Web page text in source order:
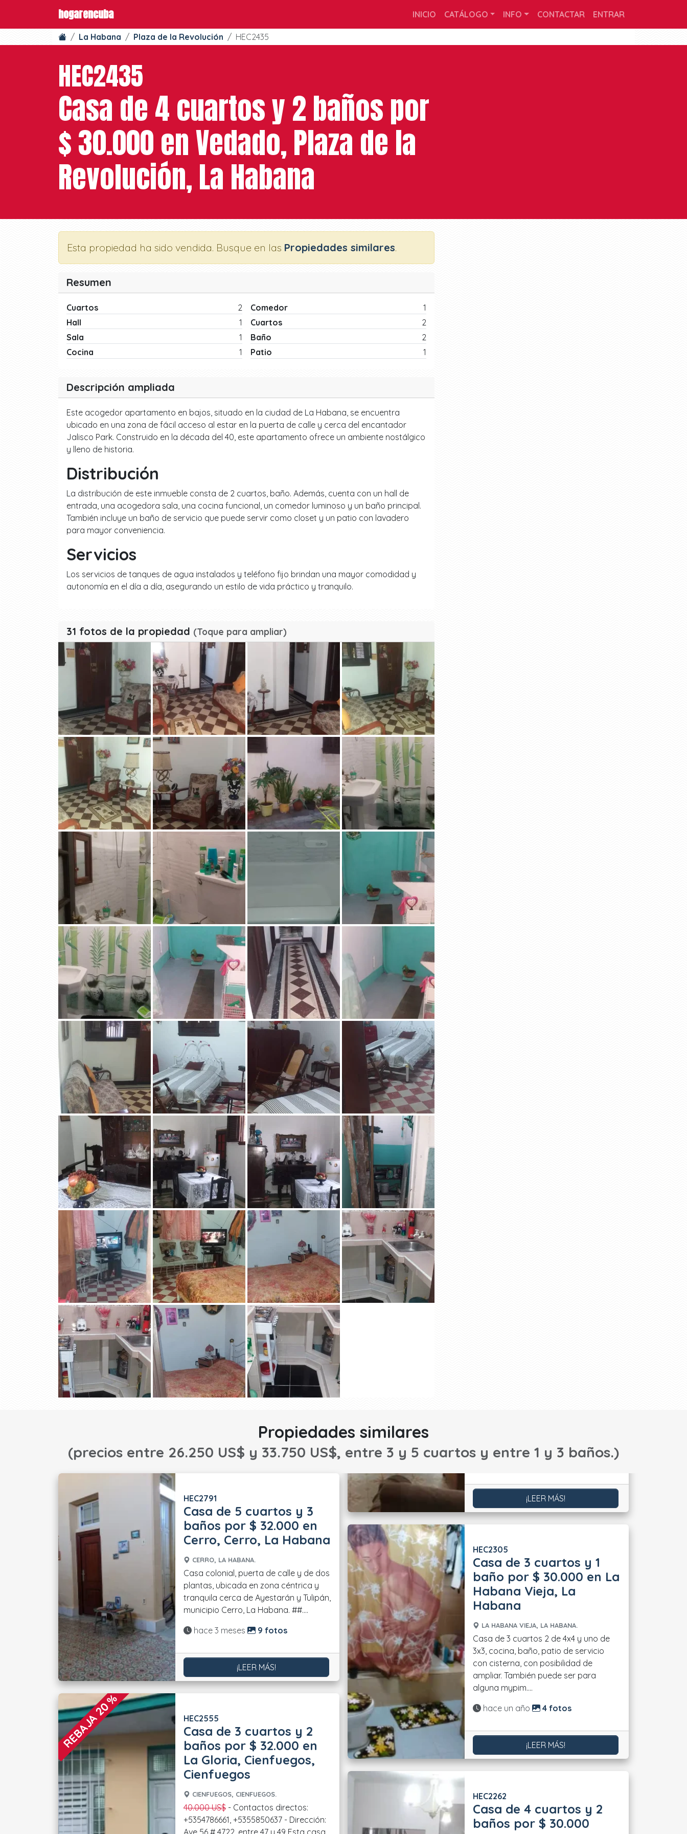
hogarencuba INICIO CATÁLOGO INFO CONTACTAR ENTRAR
La Habana Plaza de la Revolución HEC2435
HEC2435
Casa de 4 cuartos y 2 baños por
$ 30.000 en Vedado, Plaza de la
Revolución, La Habana
Esta propiedad ha sido vendida. Busque en las Propiedades similares.
Resumen
Cuartos
2
Hall
1
Sala
1
Cocina
1
Comedor
1
Cuartos
2
Baño
2
Patio
1
Descripción ampliada
Este acogedor apartamento en bajos, situado en la ciudad de La Habana, se encuentra
ubicado en una zona de fácil acceso al estar en la puerta de calle y cerca del encantador
Jalisco Park. Construido en la década del 40, este apartamento ofrece un ambiente nostálgico
y lleno de historia.
Distribución
La distribución de este inmueble consta de 2 cuartos, baño. Además, cuenta con un hall de
entrada, una acogedora sala, una cocina funcional, un comedor luminoso y un baño principal.
También incluye un baño de servicio que puede servir como closet y un patio con lavadero
para mayor conveniencia.
Servicios
Los servicios de tanques de agua instalados y teléfono fijo brindan una mayor comodidad y
autonomía en el día a día, asegurando un estilo de vida práctico y tranquilo.
31 fotos de la propiedad (Toque para ampliar)
Propiedades similares
(precios entre 26.250 US$ y 33.750 US$, entre 3 y 5 cuartos y entre 1 y 3 baños.)
HEC2791
Casa de 5 cuartos y 3
baños por $ 32.000 en
Cerro, Cerro, La Habana
CERRO, LA HABANA.
Casa colonial, puerta de calle y de dos
plantas, ubicada en zona céntrica y
tranquila cerca de Ayestarán y Tulipán,
municipio Cerro, La Habana. ##....
Actualizado:
hace 3 meses 9 fotos
¡LEER MÁS!
REBAJA 20 % HEC2555
Casa de 3 cuartos y 2
baños por $ 32.000 en
La Gloria, Cienfuegos,
Cienfuegos
CIENFUEGOS, CIENFUEGOS.
40.000 US$- Contactos directos:
+5354786661, +5355850637 - Dirección:
Ave 56 # 4722, entre 47 y 49 Esta casa
¡LEER MÁS!
HEC2305
Casa de 3 cuartos y 1
baño por $ 30.000 en La
Habana Vieja, La
Habana
LA HABANA VIEJA, LA HABANA.
Casa de 3 cuartos 2 de 4x4 y uno de
3x3, cocina, baño, patio de servicio
con cisterna, con posibilidad de
ampliar. También puede ser para
alguna mypim....
Actualizado:
hace un año 4 fotos
¡LEER MÁS!
HEC2262
Casa de 4 cuartos y 2
baños por $ 30.000